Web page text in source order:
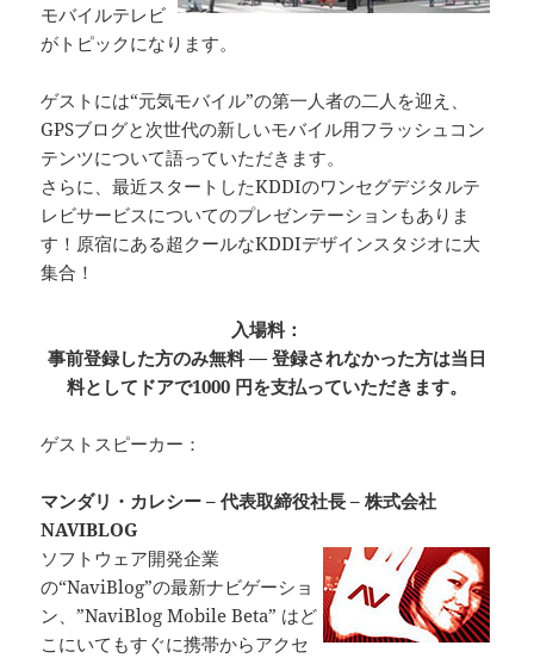
モバイルテレビ
がトピックになります。
ゲストには“元気モバイル”の第一人者の二人を迎え、
GPSブログと次世代の新しいモバイル用フラッシュコン
テンツについて語っていただきます。
さらに、最近スタートしたKDDIのワンセグデジタルテ
レビサービスについてのプレゼンテーションもありま
す！原宿にある超クールなKDDIデザインスタジオに大
集合！
入場料：
事前登録した方のみ無料 — 登録されなかった方は当日
料としてドアで1000 円を支払っていただきます。
ゲストスピーカー：
マンダリ・カレシー – 代表取締役社長 – 株式会社
NAVIBLOG
ソフトウェア開発企業
の“NaviBlog”の最新ナビゲーショ
ン、”NaviBlog Mobile Beta” はど
こにいてもすぐに携帯からアクセ